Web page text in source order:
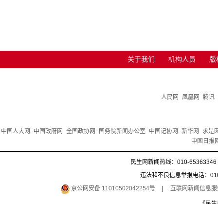
关于我们 机构人员 版
人民网 凤凰网 腾讯
中国人大网 中国政府网 全国政协网 国务院新闻办公室 中国记协网 新华网
求是
中国日报
民生网新闻热线：010-
违法和不良信息举报电话：
京公网安备 11010502042254号
互联网新闻信息